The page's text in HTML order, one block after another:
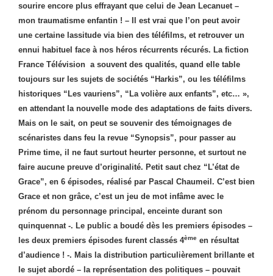
sourire encore plus effrayant que celui de Jean Lecanuet –
mon traumatisme enfantin ! – Il est vrai que l’on peut avoir
une certaine lassitude via bien des téléfilms, et retrouver un
ennui habituel face à nos héros récurrents récurés. La fiction
France Télévision a souvent des qualités, quand elle table
toujours sur les sujets de sociétés “Harkis”, ou les téléfilms
historiques “Les vauriens”, “La volière aux enfants”, etc… »,
en attendant la nouvelle mode des adaptations de faits divers.
Mais on le sait, on peut se souvenir des témoignages de
scénaristes dans feu la revue “Synopsis”, pour passer au
Prime time, il ne faut surtout heurter personne, et surtout ne
faire aucune preuve d’originalité. Petit saut chez “L’état de
Grace”, en 6 épisodes, réalisé par Pascal Chaumeil. C’est bien
Grace et non grâce, c’est un jeu de mot infâme avec le
prénom du personnage principal, enceinte durant son
quinquennat -. Le public a boudé dès les premiers épisodes –
les deux premiers épisodes furent classés 4ème en résultat
d’audience ! -. Mais la distribution particulièrement brillante et
le sujet abordé – la représentation des politiques – pouvait